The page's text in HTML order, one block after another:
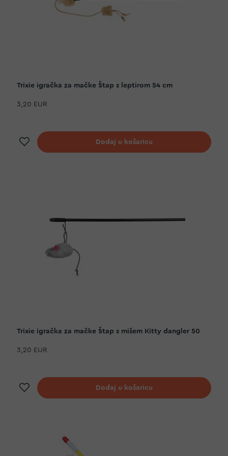
Trixie igračka za mačke Štap s leptirom 54 cm
3,20 EUR
Dodaj na listu želja
Dodaj u košaricu
Trixie igračka za mačke Štap s mišem Kitty dangler 50
3,20 EUR
Dodaj na listu želja
Dodaj u košaricu